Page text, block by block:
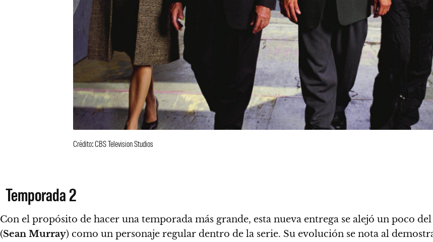
Crédito: CBS Television Studios
Temporada 2
Con el propósito de hacer una temporada más grande, esta nueva entrega se alejó un poco
(Sean Murray) como un personaje regular dentro de la serie. Su evolución se nota al